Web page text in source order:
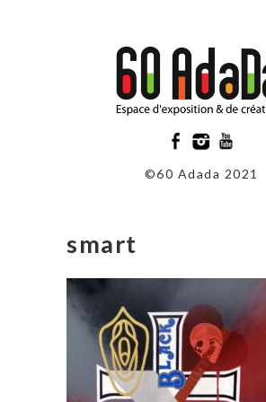
©60 Adada 2021
smart